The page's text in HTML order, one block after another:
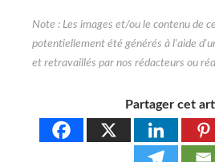
Partager cet